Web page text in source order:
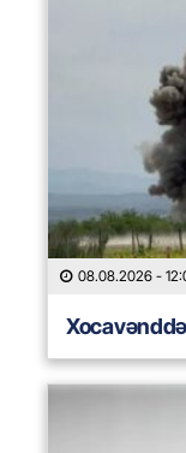
08.08.2026 -